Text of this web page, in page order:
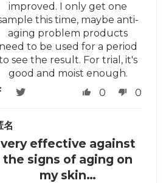
improved. I only get one
this time, maybe anti-
aging problem products
need to be used for a period
see the result. For trial, it's
good and moist enough.
0
0
名
very effective against
the signs of aging on
my skin…